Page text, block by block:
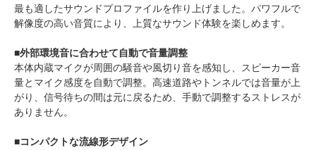
最も適したサウンドプロファイルを作り上げました。パワフルで
解像度の高い音質により、上質なサウンド体験を楽しめます。
■外部環境音に合わせて自動で音量調整
本体内蔵マイクが周囲の騒音や風切り音を感知し、スピーカー音
量とマイク感度を自動で調整。高速道路やトンネルでは音量が上
がり、信号待ちの間は元に戻るため、手動で調整するストレスが
ありません。
■コンパクトな流線形デザイン